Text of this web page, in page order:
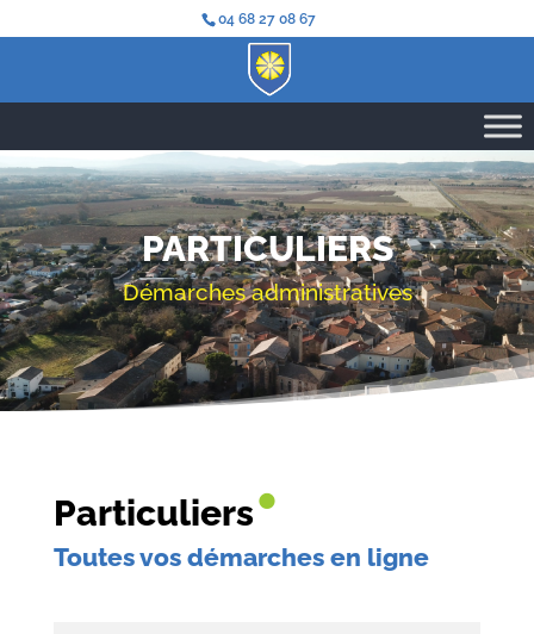
04 68 27 08 67
PARTICULIERS
Démarches administratives
Particuliers•
Toutes vos démarches en ligne